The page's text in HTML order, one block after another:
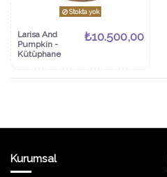
Stokta yok
Larisa And
Pumpkin -
Kütüphane
₺10.500,00
Kurumsal